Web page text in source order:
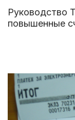
Руководство
повышенные